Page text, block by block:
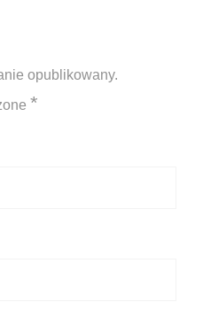
opublikowany.
*